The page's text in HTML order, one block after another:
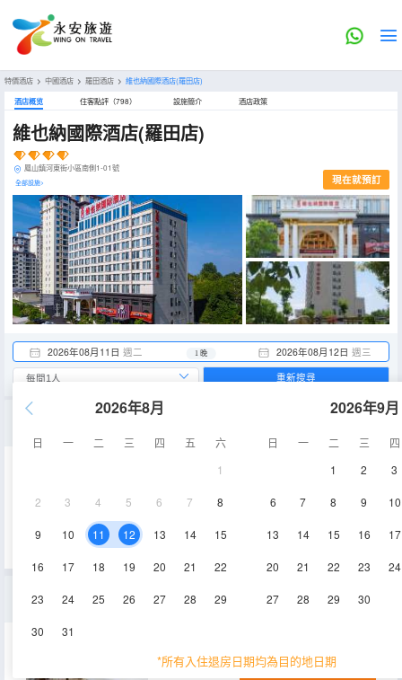
特價酒店 > 中國酒店 > 羅田酒店 > 維也納國際酒店(羅田店)
酒店概览 住客點評（798） 設施簡介 酒店政策
維也納國際酒店(羅田店)
鳳山鎮河東街小區南側1-01號
全部設施> 現在就預訂
2026年08月11日 週二 2026年08月12日 週三
1 晚
2026年8月
日 一 二 三 四 五
六
1
2 3 4 5 6 7 8
9 10 11 12 13 14 15
16 17 18 19 20 21 22
23 24 25 26 27 28 29
30 31
2026年9月
日 一 二 三
四
1
2 3
6 7 8 9 10
13 14 15 16 17
20 21 22 23 24
27 28 29 30
*所有入住退房日期均為目的地日期
重新搜尋
40-45㎡ 空調
高級大床房
40㎡ 5層 空調